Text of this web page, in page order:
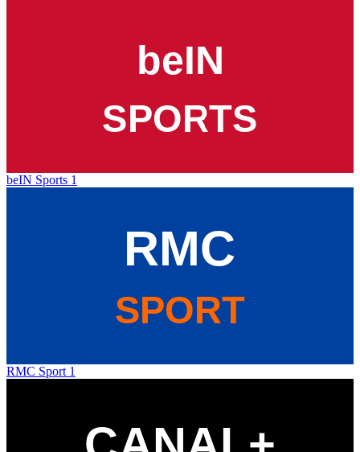
beIN Sports 1
RMC Sport 1